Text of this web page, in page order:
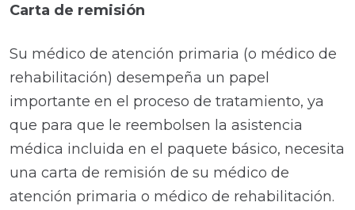
Carta de remisión
Su médico de atención primaria (o médico de
rehabilitación) desempeña un papel
importante en el proceso de tratamiento, ya
que para que le reembolsen la asistencia
médica incluida en el paquete básico, necesita
una carta de remisión de su médico de
atención primaria o médico de rehabilitación.